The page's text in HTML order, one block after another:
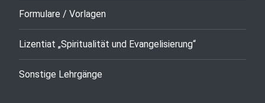
Formulare / Vorlagen
Lizentiat „Spiritualität und Evangelisierung“
Sonstige Lehrgänge